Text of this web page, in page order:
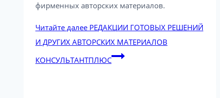
фирменных авторских материалов.
Читайте далее РЕДАКЦИИ ГОТОВЫХ РЕШЕНИЙ
И ДРУГИХ АВТОРСКИХ МАТЕРИАЛОВ
КОНСУЛЬТАНТПЛЮС